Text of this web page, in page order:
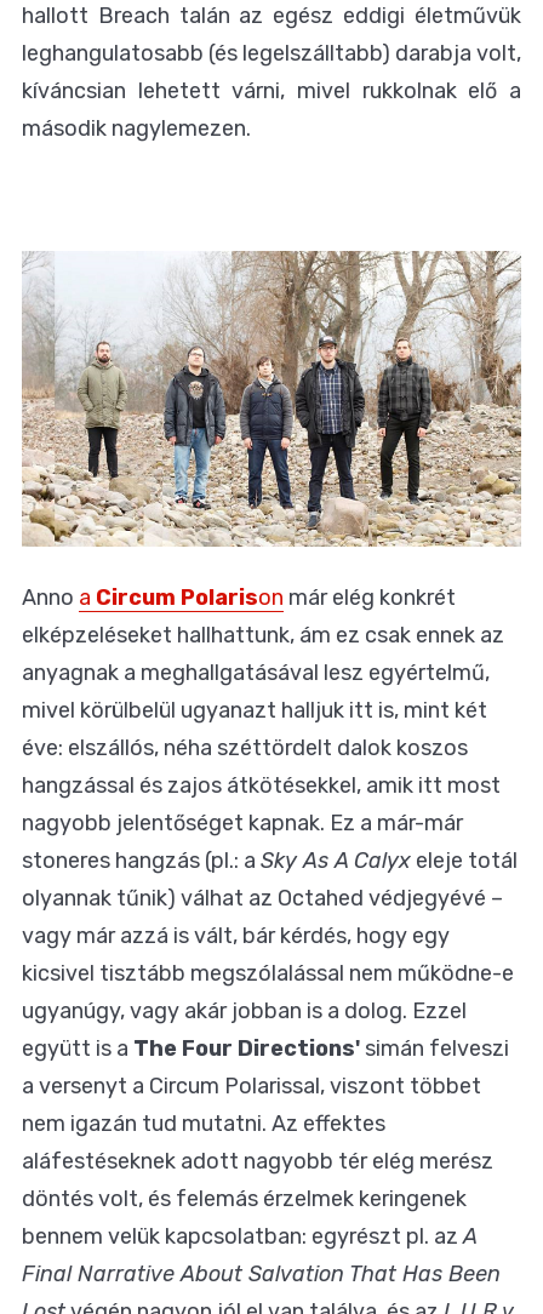
hallott Breach talán az egész eddigi életművük
leghangulatosabb (és legelszálltabb) darabja volt,
kíváncsian lehetett várni, mivel rukkolnak elő a
második nagylemezen.
Anno a Circum Polarison már elég konkrét
elképzeléseket hallhattunk, ám ez csak ennek az
anyagnak a meghallgatásával lesz egyértelmű,
mivel körülbelül ugyanazt halljuk itt is, mint két
éve: elszállós, néha széttördelt dalok koszos
hangzással és zajos átkötésekkel, amik itt most
nagyobb jelentőséget kapnak. Ez a már-már
stoneres hangzás (pl.: a Sky As A Calyx eleje totál
olyannak tűnik) válhat az Octahed védjegyévé –
vagy már azzá is vált, bár kérdés, hogy egy
kicsivel tisztább megszólalással nem működne-e
ugyanúgy, vagy akár jobban is a dolog. Ezzel
együtt is a The Four Directions' simán felveszi
a versenyt a Circum Polarissal, viszont többet
nem igazán tud mutatni. Az effektes
aláfestéseknek adott nagyobb tér elég merész
döntés volt, és felemás érzelmek keringenek
bennem velük kapcsolatban: egyrészt pl. azA
Final Narrative About Salvation That Has Been